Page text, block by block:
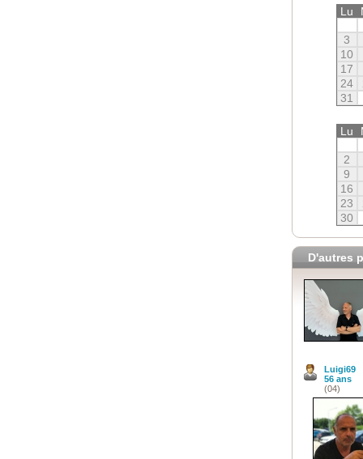
Lu
3
10
17
24
31
Lu
2
9
16
23
30
D'autres
Luigi69
56 ans
(04)